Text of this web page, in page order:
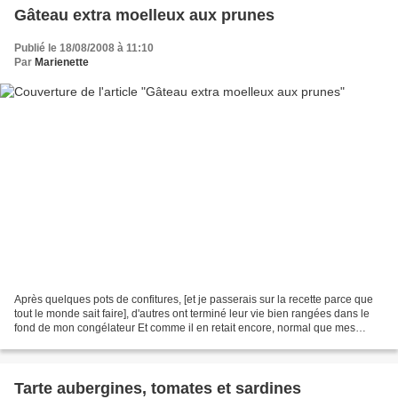
Gâteau extra moelleux aux prunes
Publié le 18/08/2008 à 11:10
Par Marienette
Après quelques pots de confitures, [et je passerais sur la recette parce que
tout le monde sait faire], d'autres ont terminé leur vie bien rangées dans le
fond de mon congélateur Et comme il en retait encore, normal que mes
Tarte aubergines, tomates et sardines